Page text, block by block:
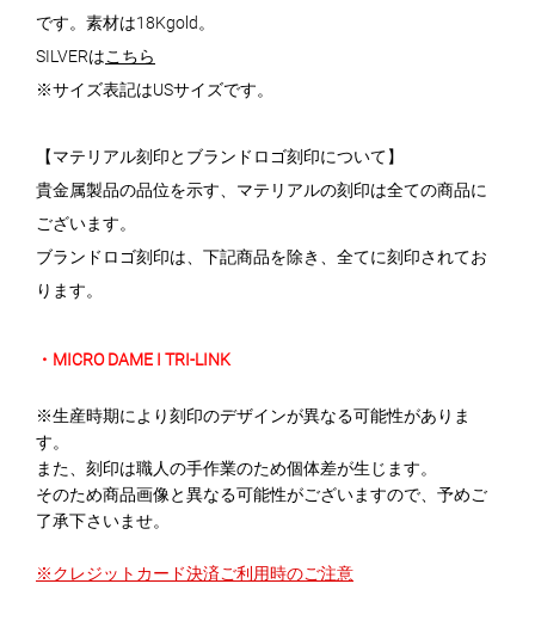
です。素材は18Kgold。
SILVERはこちら
※サイズ表記はUSサイズです。
【マテリアル刻印とブランドロゴ刻印について】
貴金属製品の品位を示す、マテリアルの刻印は全ての商品に
ございます。
ブランドロゴ刻印は、下記商品を除き、全てに刻印されてお
ります。
・MICRO DAME I TRI-LINK
※生産時期により刻印のデザインが異なる可能性がありま
す。
また、刻印は職人の手作業のため個体差が生じます。
そのため商品画像と異なる可能性がございますので、予めご
了承下さいませ。
※クレジットカード決済ご利用時のご注意